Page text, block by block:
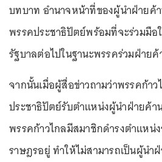
บทบาท อำนาจหน้าที่ของผู้นำฝ่ายค้
พรรคประชาธิปัตย์พร้อมที่จะร่วมมื
รัฐบาลต่อไปในฐานะพรรคร่วมฝ่าย
จากนั้นเมื่อผู้สื่อข่าวถามว่าพรรคก้า
ประชาธิปัตย์รับตำแหน่งผู้นำฝ่ายค้า
พรรคก้าวไกลมีสมาชิกดำรงตำแหน่
ราษฎรอยู่ ทำให้ไม่สามารถเป็นผู้นำ